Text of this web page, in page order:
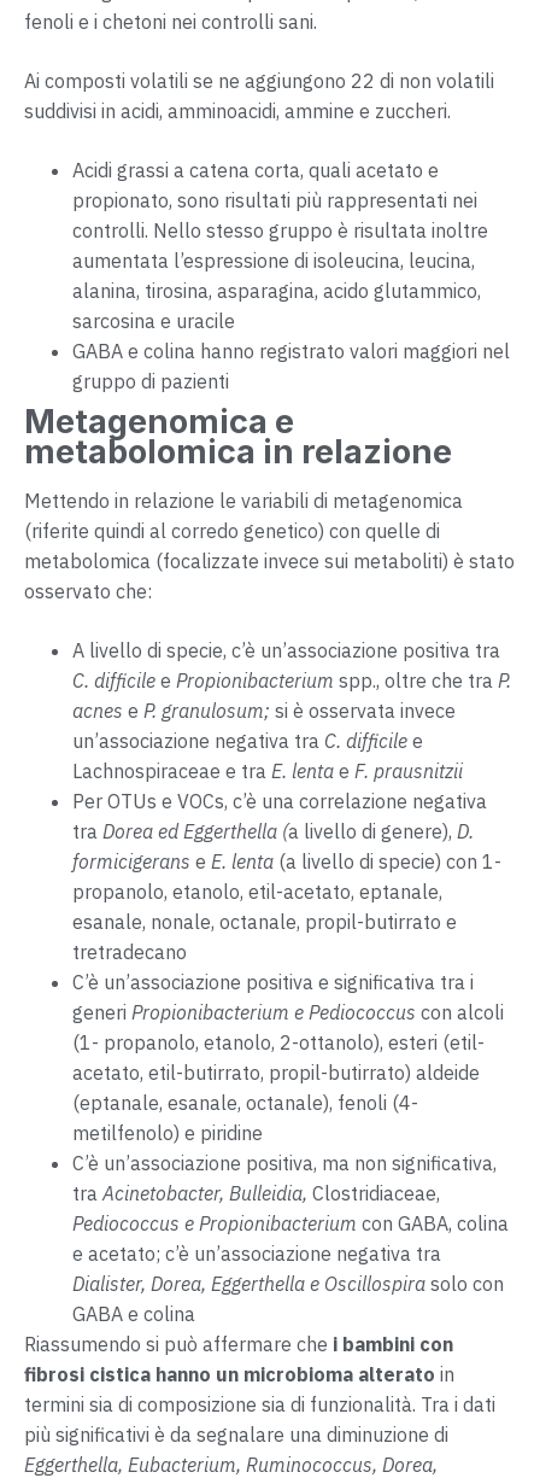
fenoli e i chetoni nei controlli sani.
Ai composti volatili se ne aggiungono 22 di non volatili
suddivisi in acidi, amminoacidi, ammine e zuccheri.
Acidi grassi a catena corta, quali acetato e
propionato, sono risultati più rappresentati nei
controlli. Nello stesso gruppo è risultata inoltre
aumentata l’espressione di isoleucina, leucina,
alanina, tirosina, asparagina, acido glutammico,
sarcosina e uracile
GABA e colina hanno registrato valori maggiori nel
gruppo di pazienti
Metagenomica e
metabolomica in relazione
Mettendo in relazione le variabili di metagenomica
(riferite quindi al corredo genetico) con quelle di
metabolomica (focalizzate invece sui metaboliti) è stato
osservato che:
A livello di specie, c’è un’associazione positiva tra
C. difficile e Propionibacterium spp., oltre che tra P.
acnes e P. granulosum; si è osservata invece
un’associazione negativa tra C. difficile e
Lachnospiraceae e tra E. lenta e F. prausnitzii
Per OTUs e VOCs, c’è una correlazione negativa
tra Dorea ed Eggerthella (a livello di genere), D.
formicigerans e E. lenta (a livello di specie) con 1-
propanolo, etanolo, etil-acetato, eptanale,
esanale, nonale, octanale, propil-butirrato e
tretradecano
C’è un’associazione positiva e significativa tra i
generi Propionibacterium e Pediococcus con alcoli
(1- propanolo, etanolo, 2-ottanolo), esteri (etil-
acetato, etil-butirrato, propil-butirrato) aldeide
(eptanale, esanale, octanale), fenoli (4-
metilfenolo) e piridine
C’è un’associazione positiva, ma non significativa,
tra Acinetobacter, Bulleidia, Clostridiaceae,
Pediococcus e Propionibacterium con GABA, colina
e acetato; c’è un’associazione negativa tra
Dialister, Dorea, Eggerthella e Oscillospira solo con
GABA e colina
Riassumendo si può affermare che i bambini con
fibrosi cistica hanno un microbioma alterato in
termini sia di composizione sia di funzionalità. Tra i dati
più significativi è da segnalare una diminuzione di
Eggerthella, Eubacterium, Ruminococcus, Dorea,